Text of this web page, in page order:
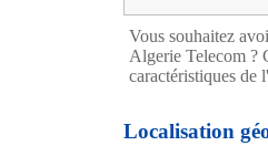
Vous souhaitez
Algerie Telecom ?
caractéristiques de
Localisation